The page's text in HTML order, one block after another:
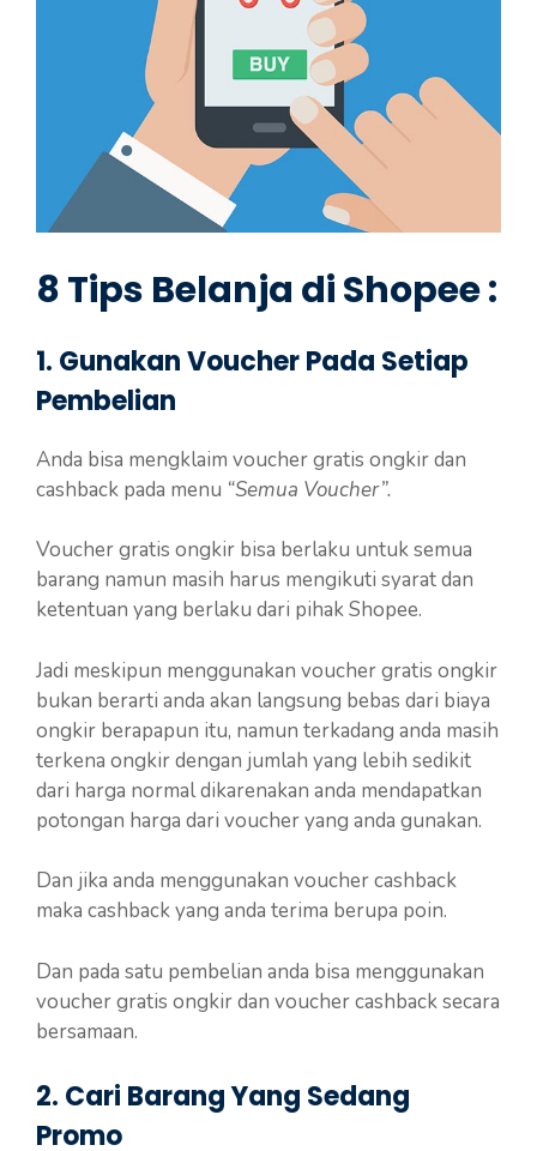
8 Tips Belanja di Shopee :
1. Gunakan Voucher Pada Setiap
Pembelian
Anda bisa mengklaim voucher gratis ongkir dan
cashback pada menu “Semua Voucher”.
Voucher gratis ongkir bisa berlaku untuk semua
barang namun masih harus mengikuti syarat dan
ketentuan yang berlaku dari pihak Shopee.
Jadi meskipun menggunakan voucher gratis ongkir
bukan berarti anda akan langsung bebas dari biaya
ongkir berapapun itu, namun terkadang anda masih
terkena ongkir dengan jumlah yang lebih sedikit
dari harga normal dikarenakan anda mendapatkan
potongan harga dari voucher yang anda gunakan.
Dan jika anda menggunakan voucher cashback
maka cashback yang anda terima berupa poin.
Dan pada satu pembelian anda bisa menggunakan
voucher gratis ongkir dan voucher cashback secara
bersamaan.
2. Cari Barang Yang Sedang
Promo